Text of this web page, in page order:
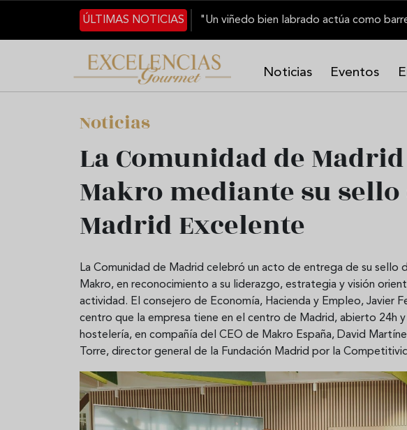
Pasar al contenido principal
ÚLTIMAS NOTICIAS
Noticias Eventos
Noticias
La Comunidad de
Makro mediante su
Madrid Excelente
La Comunidad de Madrid celebró un acto de entrega de su sello
Makro, en reconocimiento a su liderazgo, estrategia y visión
actividad. El consejero de Economía, Hacienda y Empleo, Javier
centro que la empresa tiene en el centro de Madrid, abierto 24h
hostelería, en compañía del CEO de Makro España, David
Torre, director general de la Fundación Madrid por la
Aceitunas: el aperitivo estrella
del verano
Sopa fría de sandía: el
que querrás repetir todo el